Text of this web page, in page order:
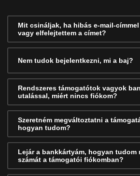
Mit csináljak, ha hibás e-mail-
vagy elfelejtettem a címet?
Nem tudok bejelentkezni, mi a baj?
Rendszeres támogatótok vagyok
utalással, miért nincs fiókom?
Szeretném megváltoztatni a
hogyan tudom?
Lejár a bankkártyám, hogyan tudom
számát a támogatói fiókomban?